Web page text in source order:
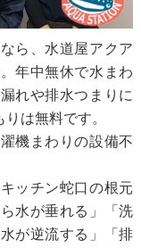
ら、水道屋アクア
年中無休で水まわ
れや排水つまりに
は無料です。
機まわりの設備不
ッチン蛇口の根元
水が垂れる」「洗
が逆流する」「排